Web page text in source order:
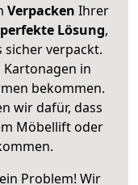
Verpacken Ihrer
perfekte Lösung,
sicher verpackt.
Kartonagen in
bekommen.
wir dafür, dass
Möbellift oder
Problem! Wir